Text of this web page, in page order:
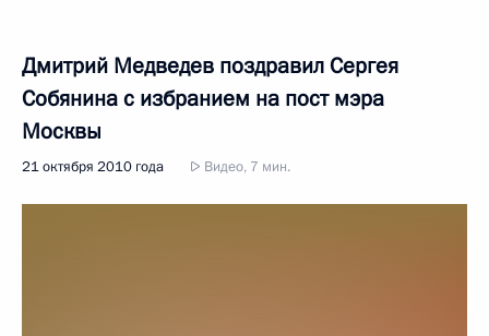
Дмитрий Медведев поздравил Сергея
Собянина с избранием на пост мэра
Москвы
21 октября 2010 года Видео, 7 мин.